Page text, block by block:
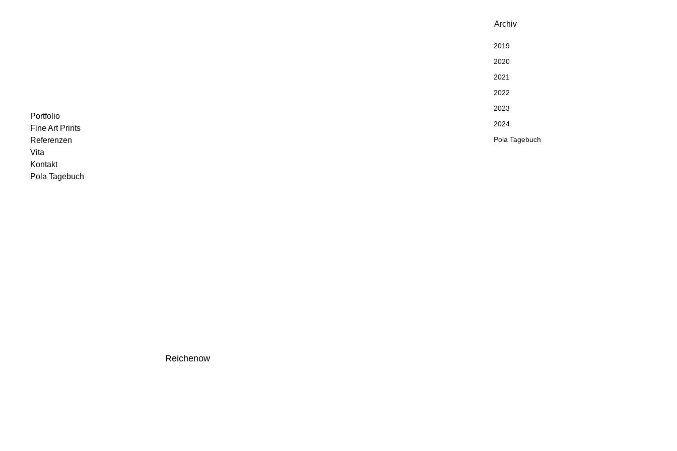
Portfolio
Fine Art Prints
Referenzen
Vita
Kontakt
Pola Tagebuch
Reichenow
Archiv
2019
2020
2021
2022
2023
2024
Pola Tagebuch